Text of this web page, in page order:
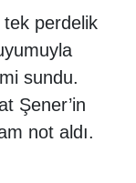
tek perdelik
sundu.
Şener’in
not aldı.